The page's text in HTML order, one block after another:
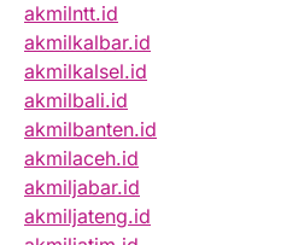
akmilntt.id
akmilkalbar.id
akmilkalsel.id
akmilbali.id
akmilbanten.id
akmilaceh.id
akmiljabar.id
akmiljateng.id